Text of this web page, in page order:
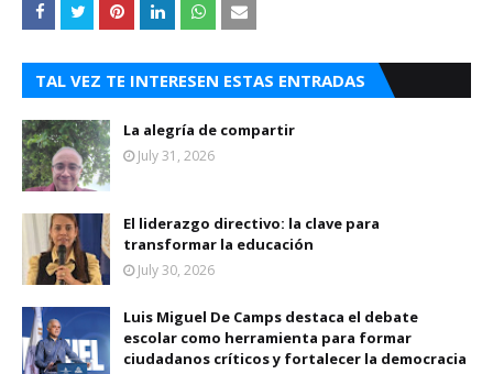
TAL VEZ TE INTERESEN ESTAS ENTRADAS
La alegría de compartir
July 31, 2026
El liderazgo directivo: la clave para
transformar la educación
July 30, 2026
Luis Miguel De Camps destaca el debate
escolar como herramienta para formar
ciudadanos críticos y fortalecer la democracia